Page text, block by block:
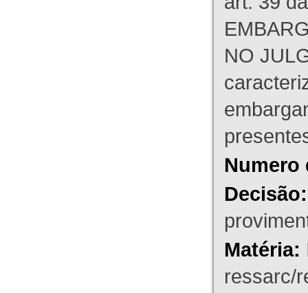
NO
Numero
Decisão:
Matéria:
ressarc/